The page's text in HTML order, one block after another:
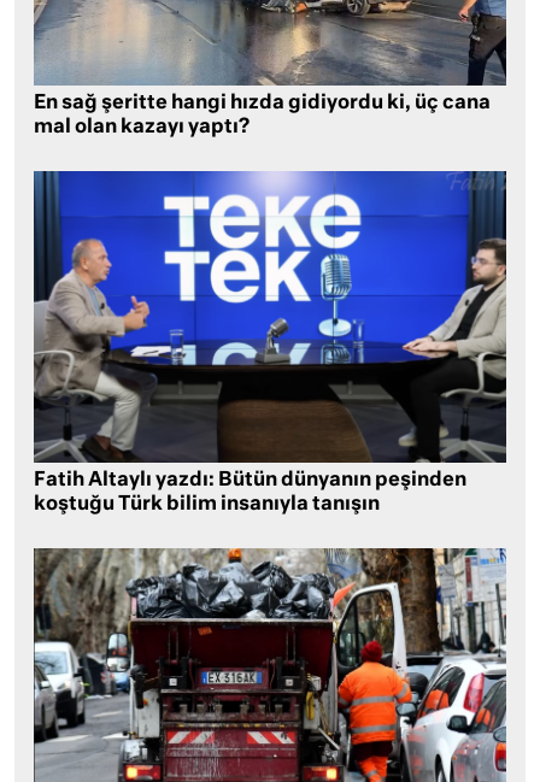
En sağ şeritte hangi hızda gidiyordu ki, üç cana
mal olan kazayı yaptı?
Fatih Altaylı yazdı: Bütün dünyanın peşinden
koştuğu Türk bilim insanıyla tanışın